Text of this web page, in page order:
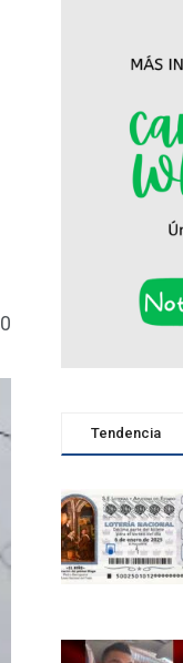
0
Tendencia